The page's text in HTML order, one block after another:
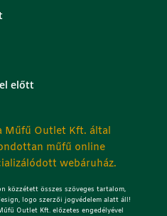
előtt
Műfű Outlet Kft. által
műfű online
webáruház.
közzétett összes szöveges tartalom,
logo szerzői jogvédelem alatt áll!
Outlet Kft. előzetes engedélyével